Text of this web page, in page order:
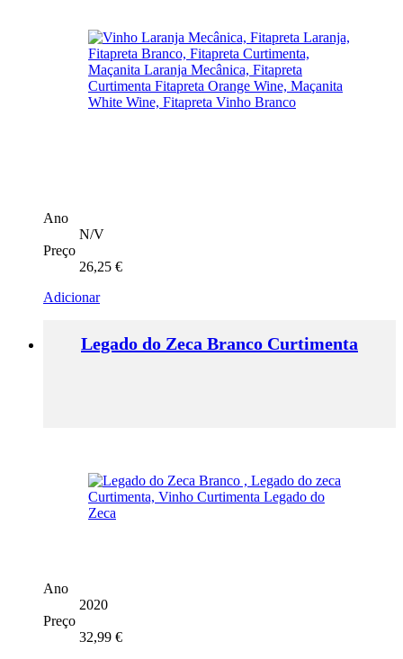
Ano
N/V
Preço
26,25 €
Adicionar
Legado do Zeca Branco Curtimenta
Ano
2020
Preço
32,99 €